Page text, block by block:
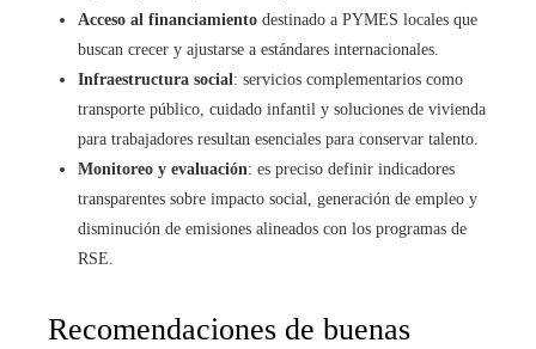
Acceso al financiamiento destinado a PYMES locales que
buscan crecer y ajustarse a estándares internacionales.
Infraestructura social: servicios complementarios como
transporte público, cuidado infantil y soluciones de vivienda
para trabajadores resultan esenciales para conservar talento.
Monitoreo y evaluación: es preciso definir indicadores
transparentes sobre impacto social, generación de empleo y
disminución de emisiones alineados con los programas de
RSE.
Recomendaciones de buenas